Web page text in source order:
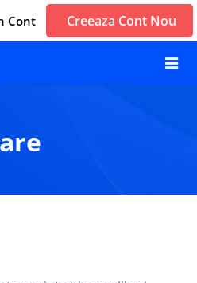
Cont Creeaza Cont Nou